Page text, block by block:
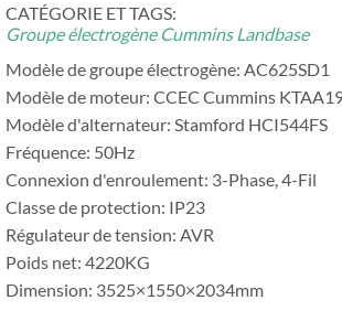
CATÉGORIE ET ​​TAGS:
Groupe électrogène Cummins Landbase
Modèle de groupe électrogène: AC625SD1
Modèle de moteur: CCEC Cummins
Modèle d'alternateur: Stamford HCI544FS
Fréquence: 50Hz
Connexion d'enroulement: 3-Phase, 4-Fil
Classe de protection: IP23
Régulateur de tension: AVR
Poids net: 4220KG
Dimension: 3525×1550×2034mm